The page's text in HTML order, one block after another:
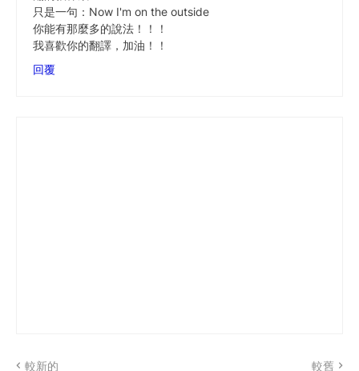
只是一句：Now I'm on the outside
你能有那麼多的說法！！！
我喜歡你的翻譯，加油！！
回覆
較新的 較舊